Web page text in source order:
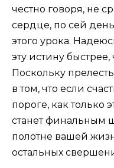
честно говоря, не
сердце, по сей
этого урока.
эту истину
Поскольку
в том, что если
пороге, как только
станет финальным
полотне вашей
остальных